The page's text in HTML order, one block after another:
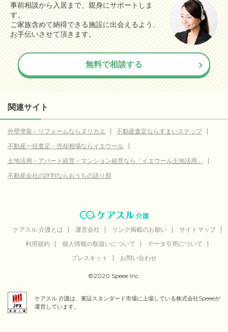
事前相談から入居まで、親身にサポートしま
す。
ご家族含めて納得できる施設に出会えるよう、
お手伝いさせて頂きます。
無料で相談する
関連サイト
外壁塗装・リフォームならヌリカエ
不動産査定ならすまいステップ
不動産一括査定・売却相場ならイエウール
土地活用・アパート経営・マンション経営なら「イエウール土地活用」
不動産会社の評判ならおうちの語り部
ケアスル 介護とは 運営会社 リンク掲載のお願い
サイトマップ
利用規約
個人情報の取扱いについて
データ引用について
プレスキット
お問い合わせ
©2020 Speee Inc.
ケアスル 介護は、東証スタンダード市場に上場している株式会社Speeeが
運営しています。